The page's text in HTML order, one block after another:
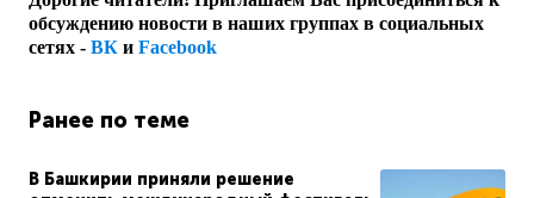
обсуждению новости в наших группах в социальных
сетях - ВК и Facebook
Ранее по теме
В Башкирии приняли решение